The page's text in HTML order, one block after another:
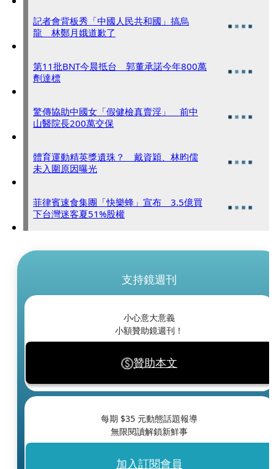
記者會背板秀「中國人民共和國」搞烏
龍 林鄭月娥道歉了
第11批BNT今晨抵台 郭董承諾今年800萬
劑達標
驚傳協助中國女「假健檢真賣淫」 前中
山醫院長200萬交保
體育運動精英獎遺珠？ 戴資穎、林昀儒
未入圍原因曝光
菲律賓速食集團「快樂蜂」宣布 3.5億買
下台灣迷客夏51%股權
支持鏡週刊
小心意大意義
小額贊助鏡週刊！
贊助本文
每期 $35 元動態話題報導
無限閱讀解鎖新鮮事
加入訂閱會員